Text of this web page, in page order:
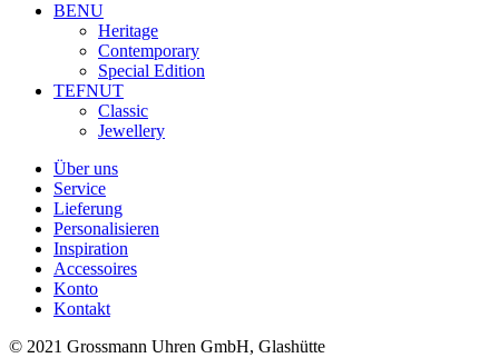
BENU
Heritage
Contemporary
Special Edition
TEFNUT
Classic
Jewellery
Über uns
Service
Lieferung
Personalisieren
Inspiration
Accessoires
Konto
Kontakt
© 2021 Grossmann Uhren GmbH, Glashütte